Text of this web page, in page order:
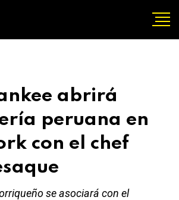
abrirá
peruana en
con el chef
se asociará con el